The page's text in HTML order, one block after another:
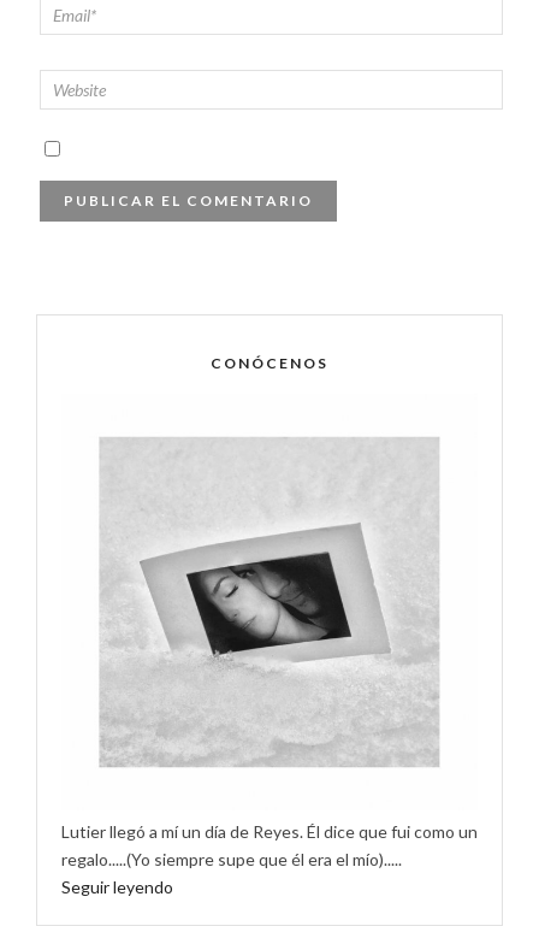
CONÓCENOS
Lutier llegó a mí un día de Reyes. Él dice que fui como un
regalo.....(Yo siempre supe que él era el mío).....
Seguir leyendo